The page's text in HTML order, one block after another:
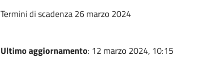
Termini di scadenza 26 marzo 2024
Ultimo aggiornamento: 12 marzo 2024, 10:15